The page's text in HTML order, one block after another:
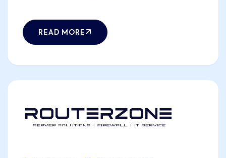
READ MORE